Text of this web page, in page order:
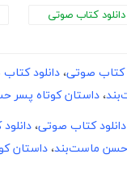
دانلود کتاب صوتی
کتاب صوتی، دانلود
، داستان کوتاه پسر
دانلود کتاب صوتی،
ماست‌بند، داستان